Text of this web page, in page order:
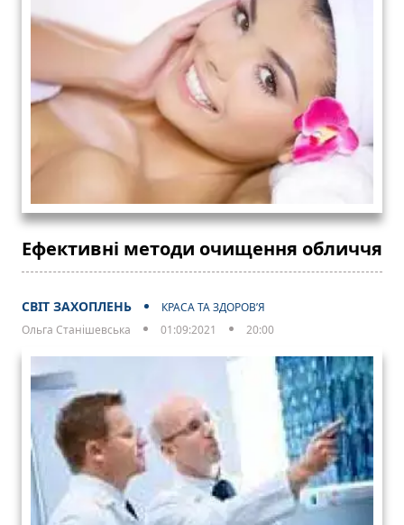
Ефективні методи очищення обличчя
СВІТ ЗАХОПЛЕНЬ
КРАСА ТА ЗДОРОВ’Я
Ольга Станішевська
01:09:2021 20:00